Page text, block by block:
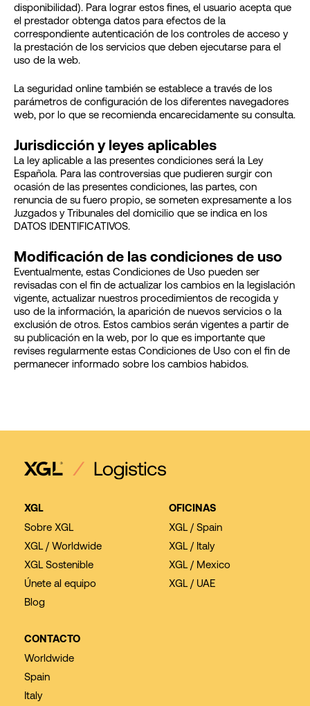
disponibilidad). Para lograr estos fines, el usuario acepta que
el prestador obtenga datos para efectos de la
correspondiente autenticación de los controles de acceso y
la prestación de los servicios que deben ejecutarse para el
uso de la web.
La seguridad online también se establece a través de los
parámetros de configuración de los diferentes navegadores
web, por lo que se recomienda encarecidamente su consulta.
Jurisdicción y leyes aplicables
La ley aplicable a las presentes condiciones será la Ley
Española. Para las controversias que pudieren surgir con
ocasión de las presentes condiciones, las partes, con
renuncia de su fuero propio, se someten expresamente a los
Juzgados y Tribunales del domicilio que se indica en los
DATOS IDENTIFICATIVOS.
Modificación de las condiciones de uso
Eventualmente, estas Condiciones de Uso pueden ser
revisadas con el fin de actualizar los cambios en la legislación
vigente, actualizar nuestros procedimientos de recogida y
uso de la información, la aparición de nuevos servicios o la
exclusión de otros. Estos cambios serán vigentes a partir de
su publicación en la web, por lo que es importante que
revises regularmente estas Condiciones de Uso con el fin de
permanecer informado sobre los cambios habidos.
XGL
Sobre XGL
XGL / Worldwide
XGL Sostenible
Únete al equipo
Blog
OFICINAS
XGL / Spain
XGL / Italy
XGL / Mexico
XGL / UAE
CONTACTO
Worldwide
Spain
Italy